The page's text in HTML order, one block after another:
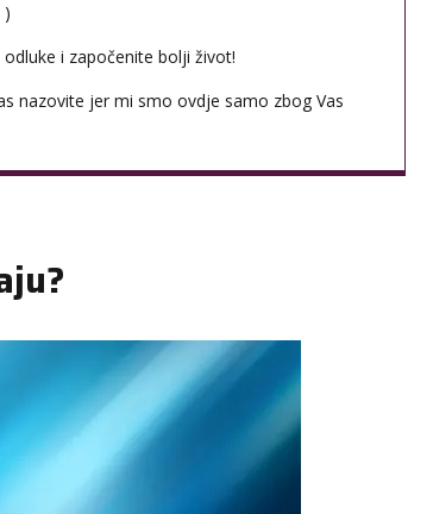
)
i započenite bolji život!
nazovite jer mi smo ovdje samo zbog Vas